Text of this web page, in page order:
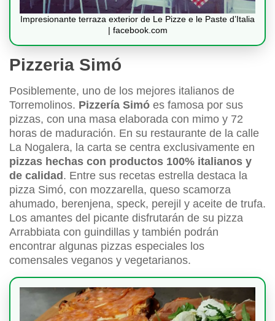
Impresionante terraza exterior de Le Pizze e le Paste d’Italia
| facebook.com
Pizzeria Simó
Posiblemente, uno de los mejores italianos de
Torremolinos. Pizzería Simó es famosa por sus
pizzas, con una masa elaborada con mimo y 72
horas de maduración. En su restaurante de la calle
La Nogalera, la carta se centra exclusivamente en
pizzas hechas con productos 100% italianos y
de calidad . Entre sus recetas estrella destaca la
pizza Simó, con mozzarella, queso scamorza
ahumado, berenjena, speck, perejil y aceite de trufa.
Los amantes del picante disfrutarán de su pizza
Arrabbiata con guindillas y también podrán
encontrar algunas pizzas especiales los
comensales veganos y vegetarianos.